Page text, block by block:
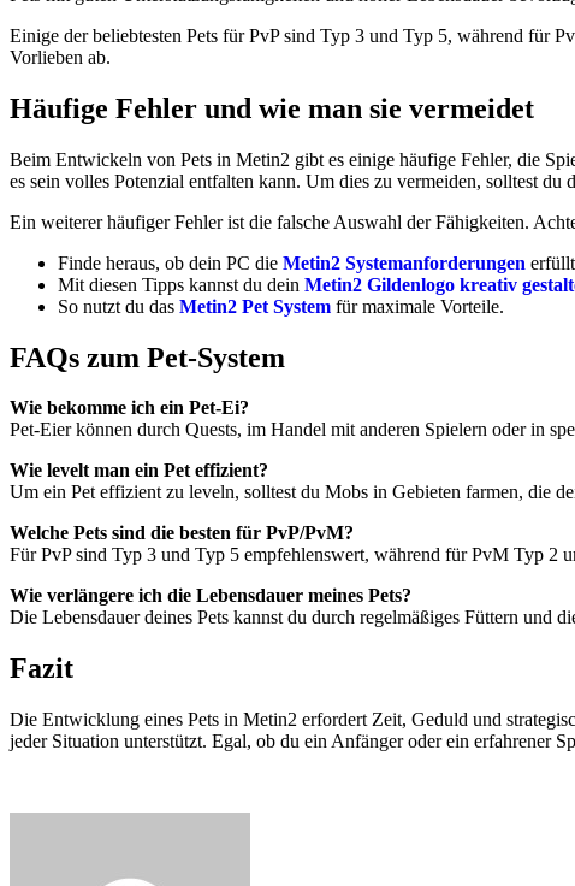
Einige der beliebtesten Pets für PvP sind Typ 3 und Typ 5, während für
Vorlieben ab.
Häufige Fehler und wie man sie vermeidet
Beim Entwickeln von Pets in Metin2 gibt es einige häufige Fehler, die
es sein volles Potenzial entfalten kann. Um dies zu vermeiden, solltest
Ein weiterer häufiger Fehler ist die falsche Auswahl der Fähigkeiten.
Finde heraus, ob dein PC die Metin2 Systemanforderungen
Mit diesen Tipps kannst du dein Metin2 Gildenlogo kreativ
So nutzt du das Metin2 Pet System für maximale Vorteile.
FAQs zum Pet-System
Wie bekomme ich ein Pet-Ei?
Pet-Eier können durch Quests, im Handel mit anderen Spielern oder in
Wie levelt man ein Pet effizient?
Um ein Pet effizient zu leveln, solltest du Mobs in Gebieten farmen, die
Welche Pets sind die besten für PvP/PvM?
Für PvP sind Typ 3 und Typ 5 empfehlenswert, während für PvM Typ 2
Wie verlängere ich die Lebensdauer meines Pets?
Die Lebensdauer deines Pets kannst du durch regelmäßiges Füttern und
Fazit
Die Entwicklung eines Pets in Metin2 erfordert Zeit, Geduld und
jeder Situation unterstützt. Egal, ob du ein Anfänger oder ein erfahrener